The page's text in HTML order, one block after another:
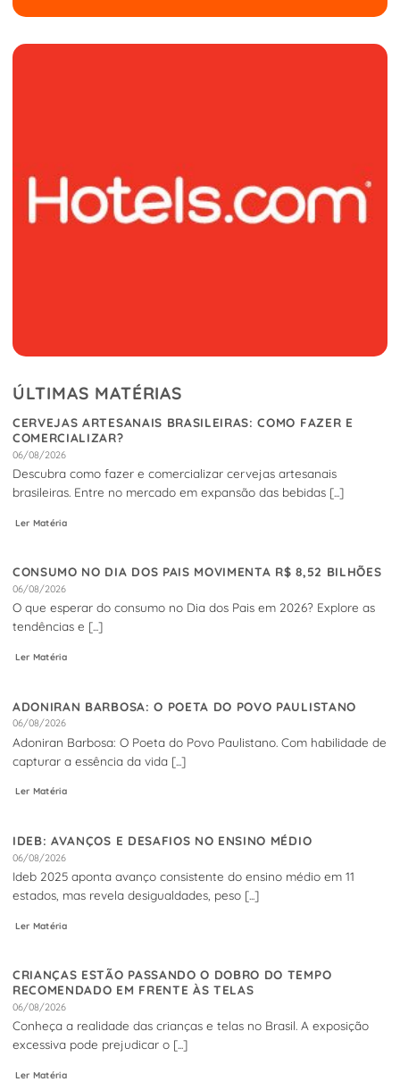
ÚLTIMAS MATÉRIAS
CERVEJAS ARTESANAIS BRASILEIRAS: COMO FAZER E
COMERCIALIZAR?
06/08/2026
Descubra como fazer e comercializar cervejas artesanais
brasileiras. Entre no mercado em expansão das bebidas [...]
Ler Matéria
CONSUMO NO DIA DOS PAIS MOVIMENTA R$ 8,52 BILHÕES
06/08/2026
O que esperar do consumo no Dia dos Pais em 2026? Explore as
tendências e [...]
Ler Matéria
ADONIRAN BARBOSA: O POETA DO POVO PAULISTANO
06/08/2026
Adoniran Barbosa: O Poeta do Povo Paulistano. Com habilidade de
capturar a essência da vida [...]
Ler Matéria
IDEB: AVANÇOS E DESAFIOS NO ENSINO MÉDIO
06/08/2026
Ideb 2025 aponta avanço consistente do ensino médio em 11
estados, mas revela desigualdades, peso [...]
Ler Matéria
CRIANÇAS ESTÃO PASSANDO O DOBRO DO TEMPO
RECOMENDADO EM FRENTE ÀS TELAS
06/08/2026
Conheça a realidade das crianças e telas no Brasil. A exposição
excessiva pode prejudicar o [...]
Ler Matéria